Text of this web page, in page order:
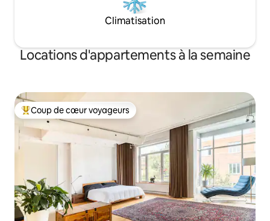
Climatisation
Locations d'appartements à la semaine
Coups de cœur voyageurs les plus appréciés
Coup de cœur voyageurs